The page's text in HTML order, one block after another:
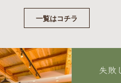
一覧はコチラ